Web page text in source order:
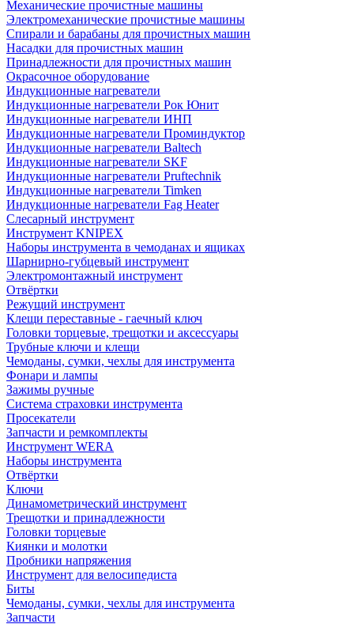
Механические прочистные машины
Электромеханические прочистные машины
Спирали и барабаны для прочистных машин
Насадки для прочистных машин
Принадлежности для прочистных машин
Окрасочное оборудование
Индукционные нагреватели
Индукционные нагреватели Рок Юнит
Индукционные нагреватели ИНП
Индукционные нагреватели Проминдуктор
Индукционные нагреватели Baltech
Индукционные нагреватели SKF
Индукционные нагреватели Pruftechnik
Индукционные нагреватели Timken
Индукционные нагреватели Fag Heater
Слесарный инструмент
Инструмент KNIPEX
Наборы инструмента в чемоданах и ящиках
Шарнирно-губцевый инструмент
Электромонтажный инструмент
Отвёртки
Режущий инструмент
Клещи переставные - гаечный ключ
Головки торцевые, трещотки и аксессуары
Трубные ключи и клещи
Чемоданы, сумки, чехлы для инструмента
Фонари и лампы
Зажимы ручные
Система страховки инструмента
Просекатели
Запчасти и ремкомплекты
Инструмент WERA
Наборы инструмента
Отвёртки
Ключи
Динамометрический инструмент
Трещотки и принадлежности
Головки торцевые
Киянки и молотки
Пробники напряжения
Инструмент для велосипедиста
Биты
Чемоданы, сумки, чехлы для инструмента
Запчасти